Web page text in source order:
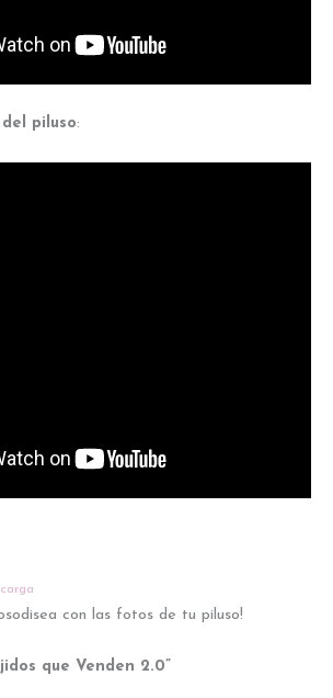
piluso:
con las fotos de tu piluso!
que Venden 2.0”